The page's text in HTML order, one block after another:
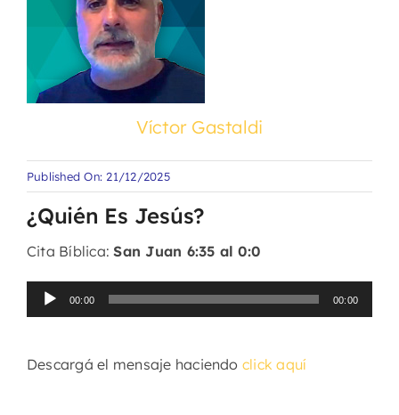
Víctor Gastaldi
Published On: 21/12/2025
¿Quién Es Jesús?
Cita Bíblica:San Juan 6:35 al 0:0
Reproductor
de
00:00 00:00
Descargá el mensaje haciendo click aquí